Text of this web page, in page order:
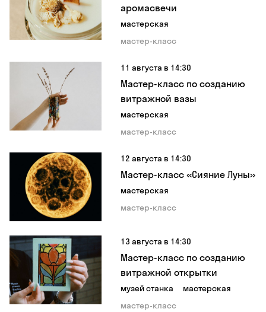
аромасвечи
мастерская
мастер-класс
11 августа в 14:30
Мастер-класс по созданию
витражной вазы
мастерская
мастер-класс
12 августа в 14:30
Мастер-класс «Сияние Луны»
мастерская
мастер-класс
13 августа в 14:30
Мастер-класс по созданию
витражной открытки
музей станка
мастерская
мастер-класс